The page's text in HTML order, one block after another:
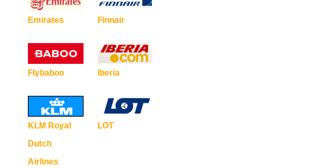
Emirates Finnair
Flybaboo Iberia
KLM Royal
Dutch
Airlines
LOT